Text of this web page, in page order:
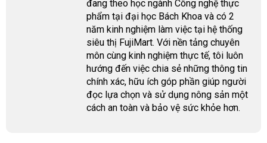
đang theo học ngành Công nghệ thực
phẩm tại đại học Bách Khoa và có 2
năm kinh nghiệm làm việc tại hệ thống
siêu thị FujiMart. Với nền tảng chuyên
môn cùng kinh nghiệm thực tế, tôi luôn
hướng đến việc chia sẻ những thông tin
chính xác, hữu ích góp phần giúp người
đọc lựa chọn và sử dụng nông sản một
cách an toàn và bảo vệ sức khỏe hơn.